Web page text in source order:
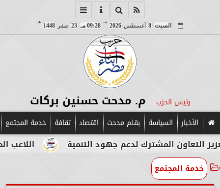
السبت 8 أغسطس 2026
مـ
09:28 مـ 23 صفر 1448
هـ
رئيس الحزب م. مدحت حسنين بركات
الأخبار السياسة بقلم مدحت اقتصاد ثقافة خدمة المجتمع
اللاعب المصري المشترك لدعم جهود التنمية
خدمة المجتمع